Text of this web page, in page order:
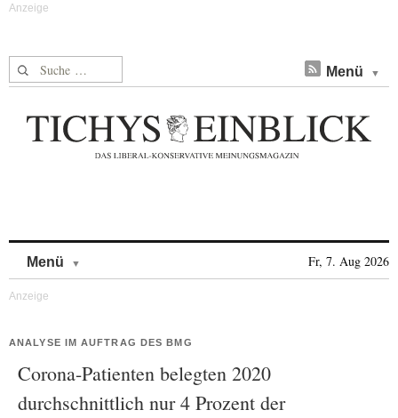
Suche nach: Menü
Menü Fr, 7. Aug 2026
ANALYSE IM AUFTRAG DES BMG
Corona-Patienten belegten 2020
durchschnittlich nur 4 Prozent der